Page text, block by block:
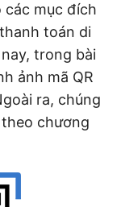
các mục đích
toán di
trong bài
ảnh mã QR
ra, chúng
chương